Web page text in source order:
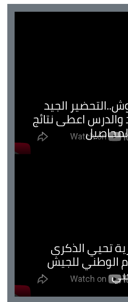
الجيد
اعطى نتائج
تحيي الذكرى
الوطني للجيش